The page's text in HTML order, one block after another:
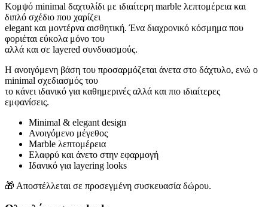
Κομψό minimal δαχτυλίδι με ιδιαίτερη marble λεπτομέρεια και
διπλό σχέδιο που χαρίζει
elegant και μοντέρνα αισθητική. Ένα διαχρονικό κόσμημα που
φοριέται εύκολα μόνο του
αλλά και σε layered συνδυασμούς.
Η ανοιγόμενη βάση του προσαρμόζεται άνετα στο δάχτυλο, ενώ ο
minimal σχεδιασμός του
το κάνει ιδανικό για καθημερινές αλλά και πιο ιδιαίτερες
εμφανίσεις.
Minimal & elegant design
Ανοιγόμενο μέγεθος
Marble λεπτομέρεια
Ελαφρύ και άνετο στην εφαρμογή
Ιδανικό για layering looks
🎁 Αποστέλλεται σε προσεγμένη συσκευασία δώρου.